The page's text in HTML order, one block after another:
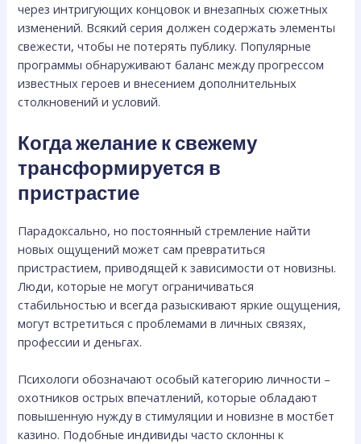
через интригующих концовок и внезапных сюжетных
изменений. Всякий серия должен содержать элементы
свежести, чтобы не потерять публику. Популярные
программы обнаруживают баланс между прогрессом
известных героев и внесением дополнительных
столкновений и условий.
Когда желание к свежему
трансформируется в
пристрастие
Парадоксально, но постоянный стремление найти
новых ощущений может сам превратиться
пристрастием, приводящей к зависимости от новизны.
Люди, которые не могут ограничиваться
стабильностью и всегда разыскивают яркие ощущения,
могут встретиться с проблемами в личных связях,
профессии и деньгах.
Психологи обозначают особый категорию личности –
охотников острых впечатлений, которые обладают
повышенную нужду в стимуляции и новизне в мостбет
казино. Подобные индивиды часто склонны к